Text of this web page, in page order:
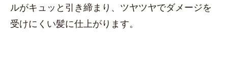
ルがキュッと引き締まり、ツヤツヤでダメージを
受けにくい髪に仕上がります。